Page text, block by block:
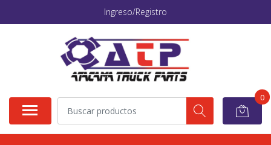
Ingreso/Registro
0